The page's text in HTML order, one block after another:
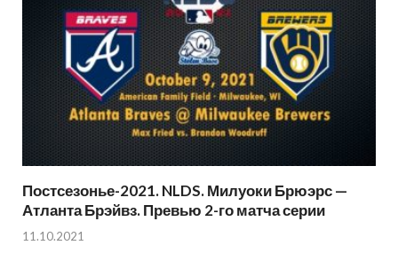
Постсезонье-2021. NLDS. Милуоки Брюэрс —
Атланта Брэйвз. Превью 2-го матча серии
11.10.2021